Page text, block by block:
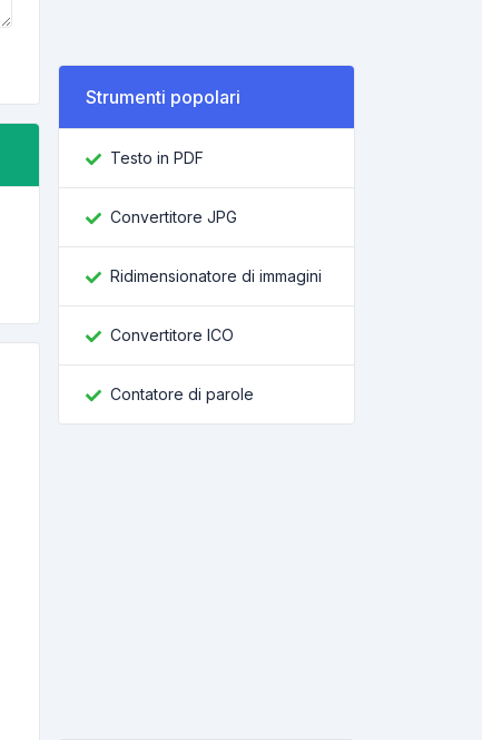
Strumenti popolari
Testo in PDF
Convertitore JPG
Ridimensionatore di immagini
Convertitore ICO
Contatore di parole